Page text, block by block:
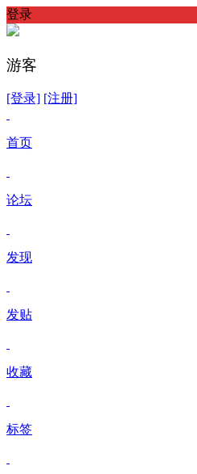
登录
游客
[登录] [注册]
首页
论坛
发现
发贴
收藏
标签